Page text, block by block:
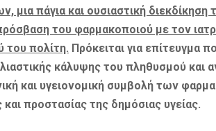
μια πάγια και ουσιαστική
του φαρμακοποιού με τον
του πολίτη. Πρόκειται για επίτευγμα
κάλυψης του πληθυσμού και
και υγειονομική συμβολή των
προστασίας της δημόσιας υγείας.